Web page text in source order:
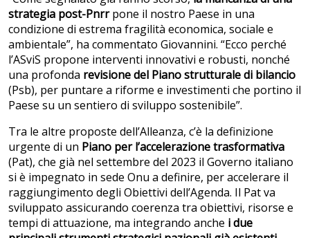
strategia post-Pnrrpone il nostro Paese in una
condizione di estrema fragilità economica, sociale e
ambientale”, ha commentato Giovannini. “Ecco perché
l’ASviS propone interventi innovativi e robusti, nonché
una profonda revisione del Piano strutturale di bilancio
(Psb), per puntare a riforme e investimenti che portino il
Paese su un sentiero di sviluppo sostenibile”.
Tra le altre proposte dell’Alleanza, c’è la definizione
urgente di un Piano per l’accelerazione trasformativa
(Pat), che già nel settembre del 2023 il Governo italiano
si è impegnato in sede Onu a definire, per accelerare il
raggiungimento degli Obiettivi dell’Agenda. Il Pat va
sviluppato assicurando coerenza tra obiettivi, risorse e
tempi di attuazione, ma integrando anche i due